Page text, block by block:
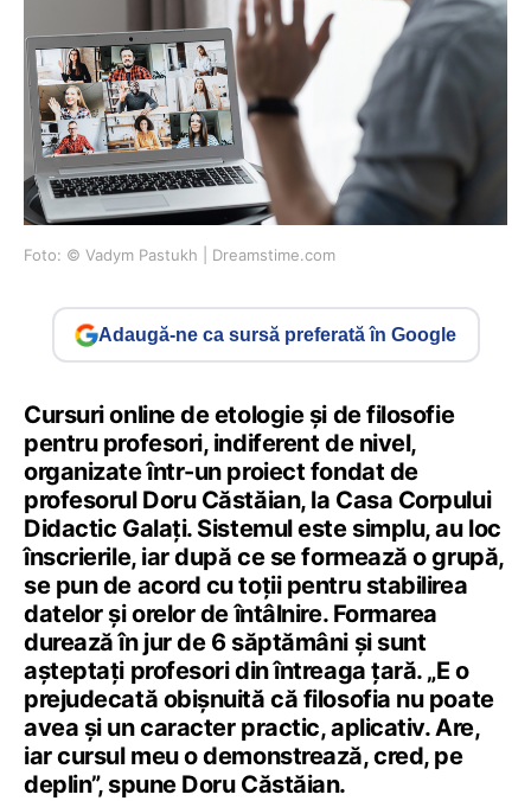
Foto: © Vadym Pastukh | Dreamstime.com
Adaugă-ne ca sursă preferată în Google
Cursuri online de etologie și de filosofie
pentru profesori, indiferent de nivel,
organizate într-un proiect fondat de
profesorul Doru Căstăian, la Casa Corpului
Didactic Galați. Sistemul este simplu, au loc
înscrierile, iar după ce se formează o grupă,
se pun de acord cu toții pentru stabilirea
datelor și orelor de întâlnire. Formarea
durează în jur de 6 săptămâni și sunt
așteptați profesori din întreaga țară. „E o
prejudecată obișnuită că filosofia nu poate
avea și un caracter practic, aplicativ. Are,
iar cursul meu o demonstrează, cred, pe
deplin”, spune Doru Căstăian.